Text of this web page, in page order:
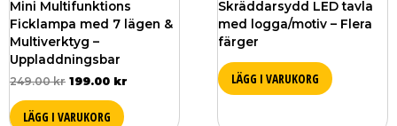
Mini Multifunktions
Ficklampa med 7 lägen &
Multiverktyg –
Uppladdningsbar
249.00kr 199.00 kr
LÄGG I VARUKORG
Skräddarsydd LED tavla
med logga/motiv – Flera
färger
LÄGG I VARUKORG